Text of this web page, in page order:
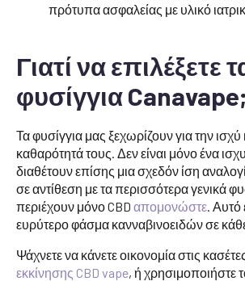
πρότυπα ασφαλείας με υλικό
Γιατί να επιλέξετε
φυσίγγια Canavape;
Τα φυσίγγια μας ξεχωρίζουν για την ισχύ
καθαρότητά τους. Δεν είναι μόνο ένα
διαθέτουν επίσης μια σχεδόν ίση
σε αντίθεση με τα περισσότερα γενικά
περιέχουν μόνο CBD απομονώστε .
ευρύτερο φάσμα κανναβινοειδών σε
Ψάχνετε να κάνετε οικονομία στις
εκκίνησης CBD vape, ή χρησιμοποιήστε